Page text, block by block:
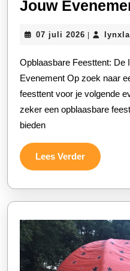
Jouw
07 juli 2026 07
|
Opblaasbare Feesttent: De Ideale Oplossing Voor Elk
Evenement Op zoek naar
feesttent voor je volgende
zeker een opblaasbare
bieden
Lees VerderLees
Verder